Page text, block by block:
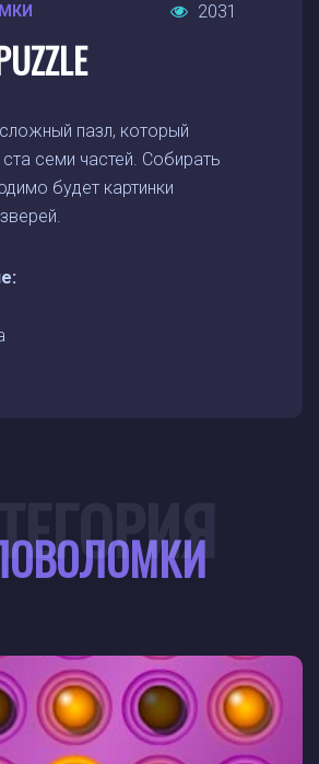
2031
пазл, который
ста семи частей. Собирать
будет картинки